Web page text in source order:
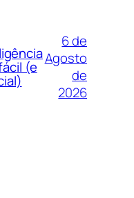
(e
6 de
Agosto
de
2026